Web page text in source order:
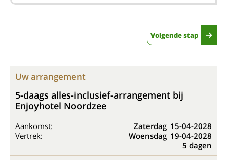
Volgende stap
Uw arrangement
5-daags alles-inclusief-arrangement bij
Enjoyhotel Noordzee
Aankomst: Zaterdag 15-04-2028
Vertrek:
Woensdag 19-04-2028
5 dagen